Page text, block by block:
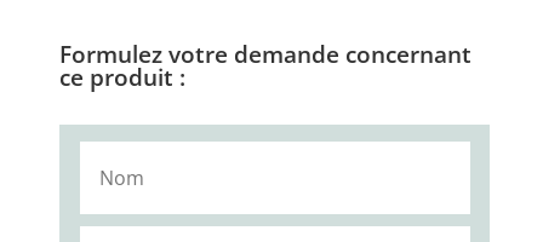
Formulez votre demande concernant
ce produit :